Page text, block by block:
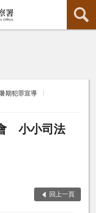
期犯罪宣導
小小司法
回上一頁